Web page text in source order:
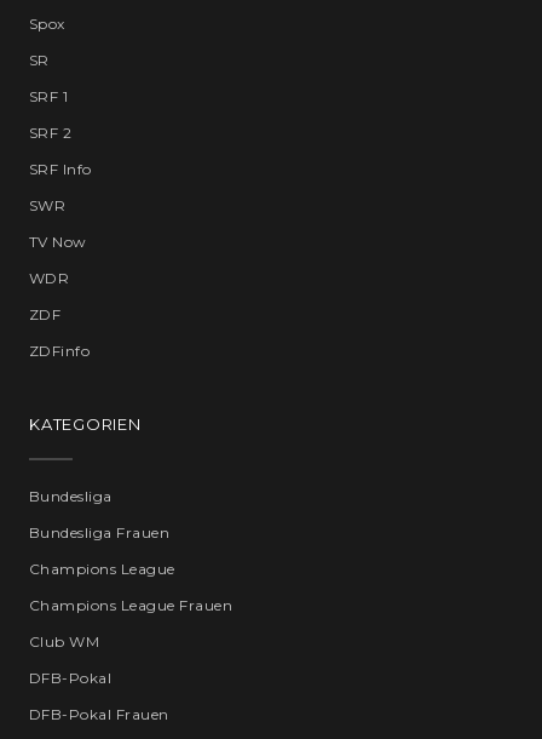
Spox
SR
SRF 1
SRF 2
SRF Info
SWR
TV Now
WDR
ZDF
ZDFinfo
KATEGORIEN
Bundesliga
Bundesliga Frauen
Champions League
Champions League Frauen
Club WM
DFB-Pokal
DFB-Pokal Frauen